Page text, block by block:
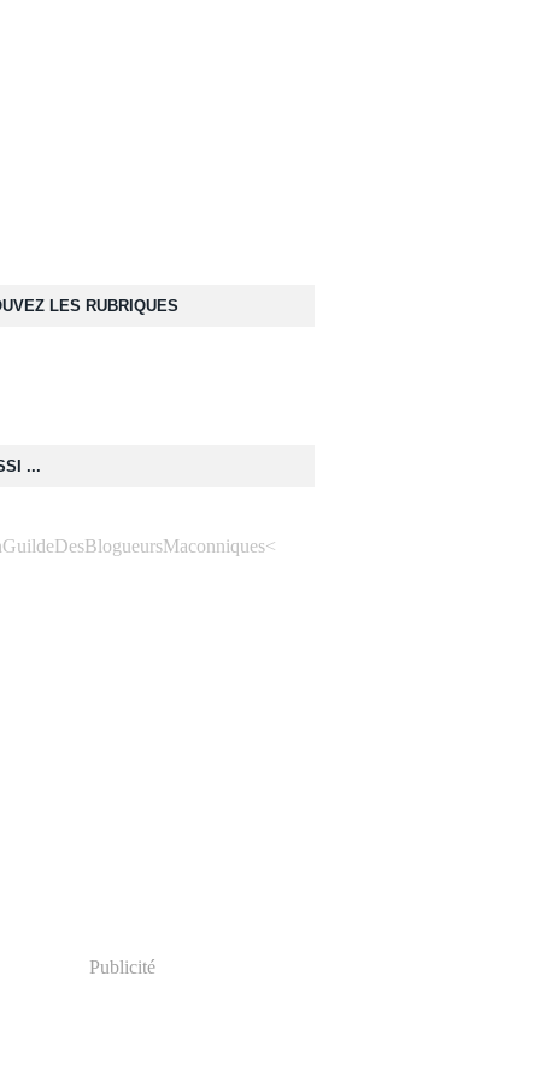
...
<
LES RUBRIQUES
Publicité